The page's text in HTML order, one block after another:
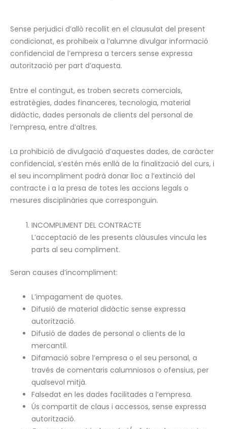
Sense perjudici d’allò recollit en el clausulat del present
condicionat, es prohibeix a l’alumne divulgar informació
confidencial de l’empresa a tercers sense expressa
autorització per part d’aquesta.
Entre el contingut, es troben secrets comercials,
estratègies, dades financeres, tecnologia, material
didàctic, dades personals de clients del personal de
l’empresa, entre d’altres.
La prohibició de divulgació d’aquestes dades, de caràcter
confidencial, s’estén més enllà de la finalització del curs, i
el seu incompliment podrà donar lloc a l’extinció del
contracte i a la presa de totes les accions legals o
mesures disciplinàries que corresponguin.
INCOMPLIMENT DEL CONTRACTE
L’acceptació de les presents clàusules vincula les
parts al seu compliment.
Seran causes d’incompliment:
L’impagament de quotes.
Difusió de material didàctic sense expressa
autorització.
Difusió de dades de personal o clients de la
mercantil.
Difamació sobre l’empresa o el seu personal, a
través de comentaris calumniosos o ofensius, per
qualsevol mitjà.
Falsedat en les dades facilitades a l’empresa.
Ús compartit de claus i accessos, sense expressa
autorització.